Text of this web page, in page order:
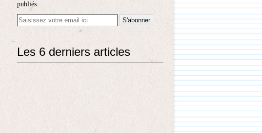
publiés.
Les 6 derniers articles